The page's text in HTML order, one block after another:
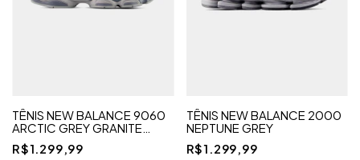
TÊNIS NEW BALANCE 9060
ARCTIC GREY GRANITE
FEMININO
R$1.299,99
TÊNIS NEW BALANCE 2000
NEPTUNE GREY
R$1.299,99